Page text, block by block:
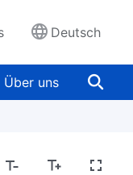
Deutsch
Über uns